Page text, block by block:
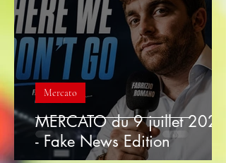
MERCATO du 9 juillet 2026
- Fake News Edition
Mercato